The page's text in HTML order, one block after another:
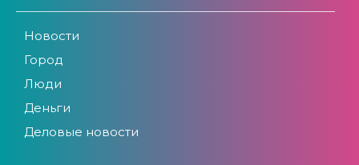
Новости
Город
Люди
Деньги
Деловые новости